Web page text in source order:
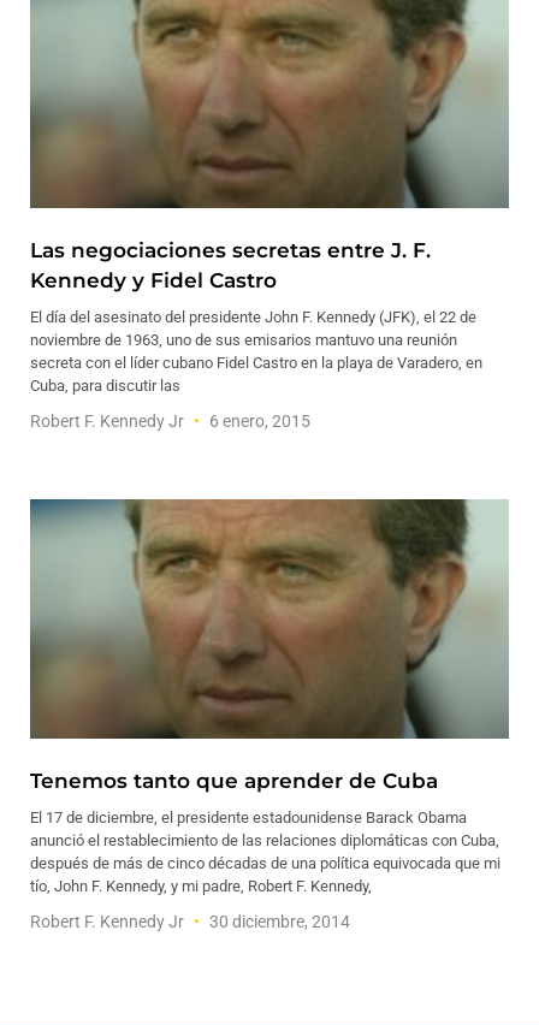
Las negociaciones secretas entre J. F.
Kennedy y Fidel Castro
El día del asesinato del presidente John F. Kennedy (JFK), el 22 de
noviembre de 1963, uno de sus emisarios mantuvo una reunión
secreta con el líder cubano Fidel Castro en la playa de Varadero, en
Cuba, para discutir las
Robert F. Kennedy Jr 6 enero, 2015
Tenemos tanto que aprender de Cuba
El 17 de diciembre, el presidente estadounidense Barack Obama
anunció el restablecimiento de las relaciones diplomáticas con Cuba,
después de más de cinco décadas de una política equivocada que mi
tío, John F. Kennedy, y mi padre, Robert F. Kennedy,
Robert F. Kennedy Jr 30 diciembre, 2014